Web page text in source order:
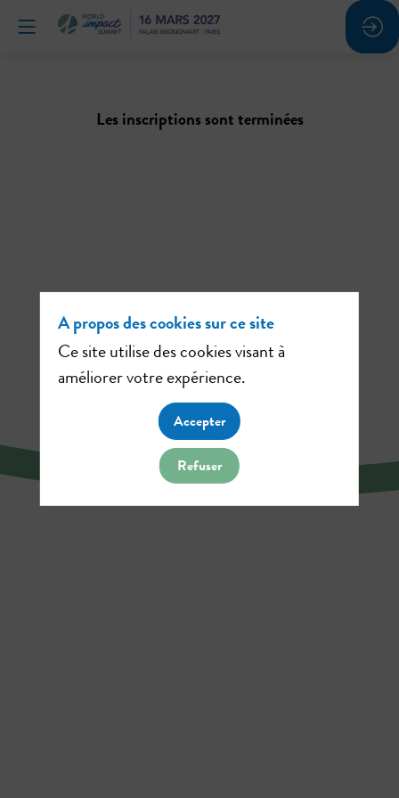
Les inscriptions sont terminées
A propos des cookies sur ce site
Ce site utilise des cookies visant à
améliorer votre expérience.
Accepter
Refuser